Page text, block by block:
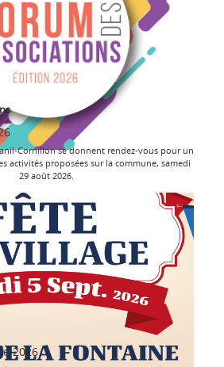
Cornillon se donnent rendez-vous pour un
activités proposées sur la commune, samedi
29 août 2026.
2026